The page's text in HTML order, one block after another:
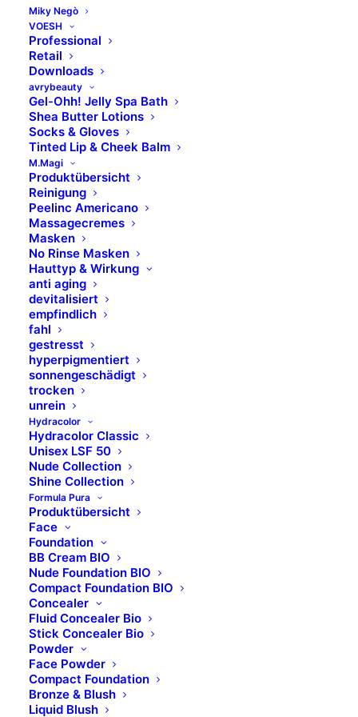
Miky Negò
VOESH
Professional
Retail
Downloads
avrybeauty
Gel-Ohh! Jelly Spa Bath
Shea Butter Lotions
Socks & Gloves
Tinted Lip & Cheek Balm
M.Magi
Produktübersicht
Reinigung
Peelinc Americano
Massagecremes
Masken
No Rinse Masken
Hauttyp & Wirkung
anti aging
devitalisiert
empfindlich
fahl
gestresst
hyperpigmentiert
sonnengeschädigt
trocken
unrein
Hydracolor
Hydracolor Classic
Unisex LSF 50
Nude Collection
Shine Collection
Formula Pura
Produktübersicht
Face
Foundation
BB Cream BIO
Nude Foundation BIO
Compact Foundation BIO
Concealer
Fluid Concealer Bio
Stick Concealer Bio
Powder
Face Powder
Compact Foundation
Bronze & Blush
Liquid Blush
Sichere
Leistung
Mit 16.000 Hüben
pro Minute und
langer Akkulaufzeit
steht maximale
Leistung zur
Verfügung.
Verstellbare
Nadellänge
Mehr Flexibilität
während der
Behandlung durch
elektrisch
justierbare
Nadellänge bis 1.5
mm.
Smart-
Memory
Erhält die